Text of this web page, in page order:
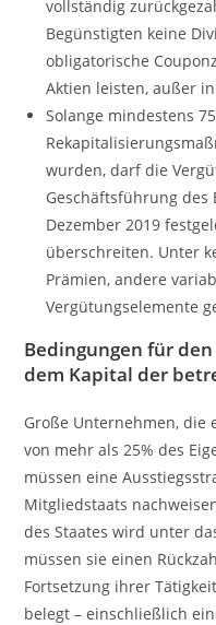
vollständig
Begünstigten keine
obligatorische
Aktien leisten, außer
Solange mindestens
wurden, darf die
Geschäftsführung des
Dezember 2019
überschreiten. Unter
Prämien, andere
Vergütungselemente
Bedingungen für
dem Kapital der
Große Unternehmen, die
von mehr als 25% des
müssen eine
Mitgliedstaats
des Staates wird unter
müssen sie einen
Fortsetzung ihrer
belegt – einschließlich